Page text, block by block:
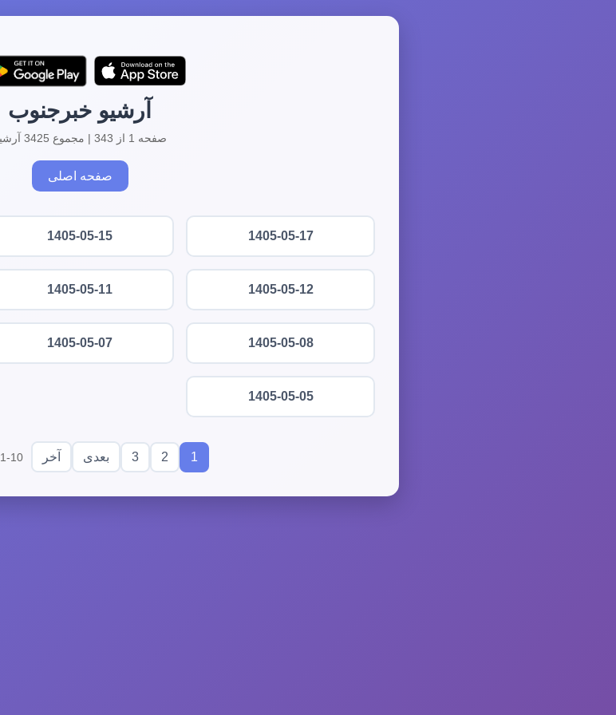
آرشیو خبرجنوب
صفحه 1 از 343 | مجموع 3425 آرشیو
صفحه اصلی
1405-05-17
1405-05-15
1405-05-12
1405-05-11
1405-05-08
1405-05-07
1405-05-05
1
2
3 بعدی آخر 1-10 از 3425